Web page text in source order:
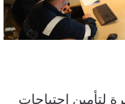
لتأمين احتياجات